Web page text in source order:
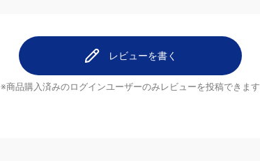
レビューを書く
※商品購入済みのログインユーザーのみ レビューを投稿できます